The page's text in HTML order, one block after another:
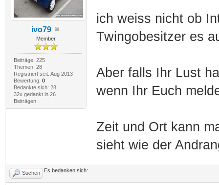
ivo79
Member
Beiträge: 225
Themen: 28
Registriert seit: Aug 2013
Bewertung: 0
Bedankte sich: 28
32x gedankt in 26
Beiträgen
ich weiss nicht ob
Twingobesitzer es
Aber falls Ihr Lust
wenn Ihr Euch
Zeit und Ort kann
sieht wie der
Suchen Es bedanken sich: